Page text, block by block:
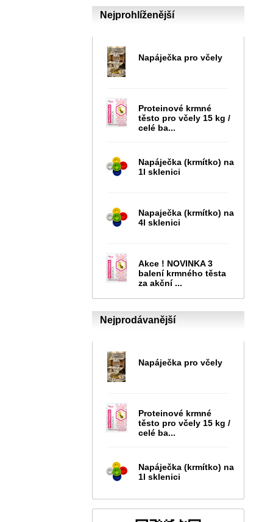
Nejprohlíženější
Napáječka pro včely
Proteinové krmné
těsto pro včely 15 kg /
celé ba...
Napáječka (krmítko) na
1l sklenici
Napaječka (krmítko) na
4l sklenici
Akce ! NOVINKA 3
balení krmného těsta
za akční ...
Nejprodávanější
Napáječka pro včely
Proteinové krmné
těsto pro včely 15 kg /
celé ba...
Napáječka (krmítko) na
1l sklenici